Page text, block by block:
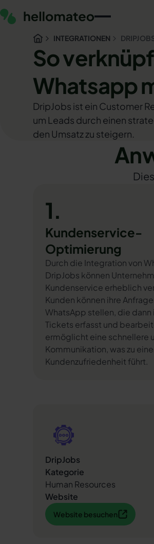
INTEGRATIONEN
So
Whatsapp
DripJobs ist ein Customer
um Leads durch einen
den Umsatz zu steigern.
1.
Kundenservice-
Optimierung
Durch die Integration von
DripJobs können
Kundenservice erheblich
Kunden können ihre
WhatsApp stellen, die dann
Tickets erfasst und
ermöglicht eine schnellere
Kommunikation, was zu
Kundenzufriedenheit führt.
DripJobs
Kategorie
Human Resources
Website
Website besuchen
Website besuchen